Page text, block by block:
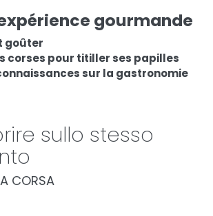
gourmande
goûter
corses pour titiller ses papilles
sur la gastronomie
sullo stesso
CORSA